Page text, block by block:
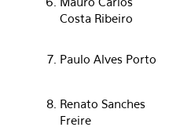
Costa Ribeiro
Paulo Alves Porto
Renato Sanches
Freire